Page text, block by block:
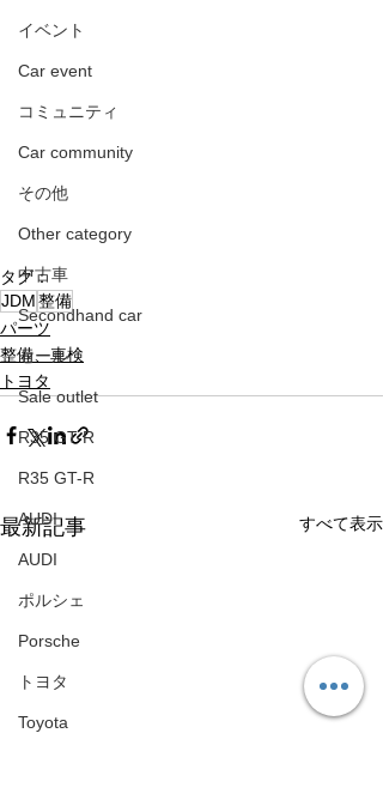
イベント
Car event
コミュニティ
Car community
その他
Other category
中古車
Secondhand car
セール
Sale outlet
R35 GT-R
R35 GT-R
AUDI
AUDI
ポルシェ
Porsche
トヨタ
Toyota
タグ：
JDM整備
パーツ
整備、車検
トヨタ
最新記事 すべて表示